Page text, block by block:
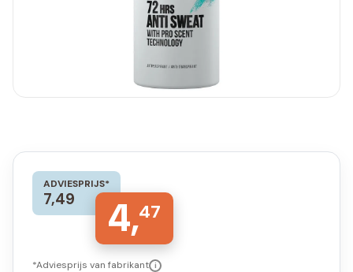
ADVIESPRIJS*
7,49 4,47
*Adviesprijs van fabrikant i